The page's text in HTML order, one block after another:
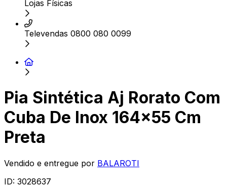
Lojas Físicas
Televendas 0800 080 0099
Pia Sintética Aj Rorato Com
Cuba De Inox 164x55 Cm
Preta
Vendido e entregue por BALAROTI
ID: 3028637